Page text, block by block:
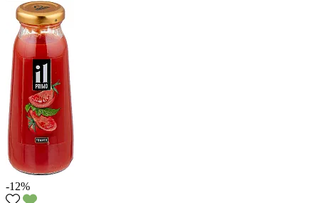
-12%